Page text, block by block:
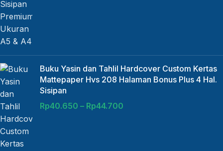
Buku Yasin dan Tahlil Hardcover Custom Kertas
Mattepaper Hvs 208 Halaman Bonus Plus 4 Hal.
Sisipan
Rp40.650 – Rp44.700